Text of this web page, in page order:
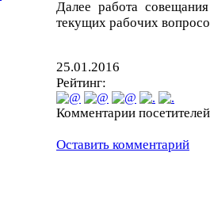
Далее работа
текущих рабочих
25.01.2016
Рейтинг:
Комментарии
Оставить комментарий